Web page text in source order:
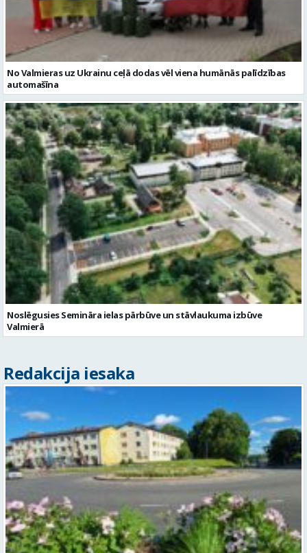
No Valmieras uz Ukrainu ceļā dodas vēl viena humānās palīdzības
automašīna
Noslēgusies Semināra ielas pārbūve un stāvlaukuma izbūve
Valmierā
Redakcija iesaka